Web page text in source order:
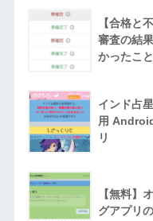
【合格と
審査の結
かったこ
インド占
用
リ
【無料】
グアプリ